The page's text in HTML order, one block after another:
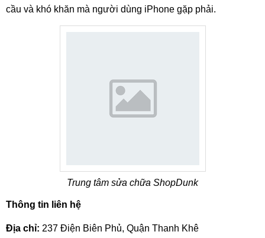
cầu và khó khăn mà người dùng iPhone gặp phải.
Trung tâm sửa chữa ShopDunk
Thông tin liên hệ
Địa chỉ: 237 Điện Biên Phủ, Quận Thanh Khê